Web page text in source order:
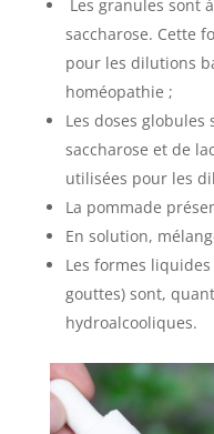
Les granules sont
saccharose. Cette
pour les dilutions
homéopathie ;
Les doses globules
saccharose et de
utilisées pour les
La pommade
En solution,
Les formes
gouttes) sont,
hydroalcooliques.